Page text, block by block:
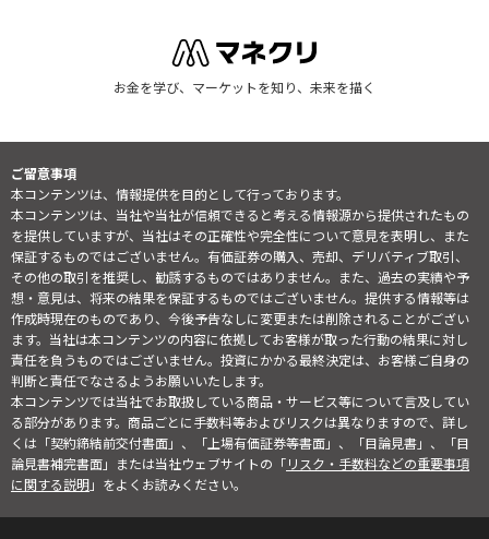
お金を学び、マーケットを知り、未来を描く
ご留意事項
本コンテンツは、情報提供を目的として行っております。
本コンテンツは、当社や当社が信頼できると考える情報源から提供されたもの
を提供していますが、当社はその正確性や完全性について意見を表明し、また
保証するものではございません。有価証券の購入、売却、デリバティブ取引、
その他の取引を推奨し、勧誘するものではありません。また、過去の実績や予
想・意見は、将来の結果を保証するものではございません。提供する情報等は
作成時現在のものであり、今後予告なしに変更または削除されることがござい
ます。当社は本コンテンツの内容に依拠してお客様が取った行動の結果に対し
責任を負うものではございません。投資にかかる最終決定は、お客様ご自身の
判断と責任でなさるようお願いいたします。
本コンテンツでは当社でお取扱している商品・サービス等について言及してい
る部分があります。商品ごとに手数料等およびリスクは異なりますので、詳し
くは「契約締結前交付書面」、「上場有価証券等書面」、「目論見書」、「目
論見書補完書面」または当社ウェブサイトの「リスク・手数料などの重要事項
に関する説明」をよくお読みください。